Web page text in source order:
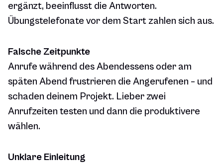
ergänzt, beeinflusst die Antworten.
Übungstelefonate vor dem Start zahlen sich aus.
Falsche Zeitpunkte
Anrufe während des Abendessens oder am
späten Abend frustrieren die Angerufenen – und
schaden deinem Projekt. Lieber zwei
Anrufzeiten testen und dann die produktivere
wählen.
Unklare Einleitung